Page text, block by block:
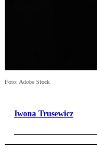
Foto: Adobe Stock
Iwona Trusewicz